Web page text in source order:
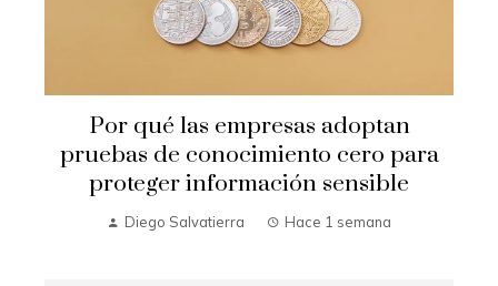
Por qué las empresas adoptan
pruebas de conocimiento cero para
proteger información sensible
Diego Salvatierra Hace 1 semana